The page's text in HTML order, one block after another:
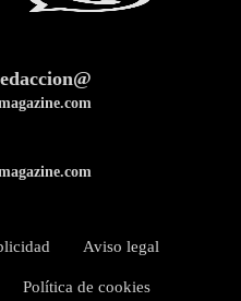
Aviso legal
Política de cookies